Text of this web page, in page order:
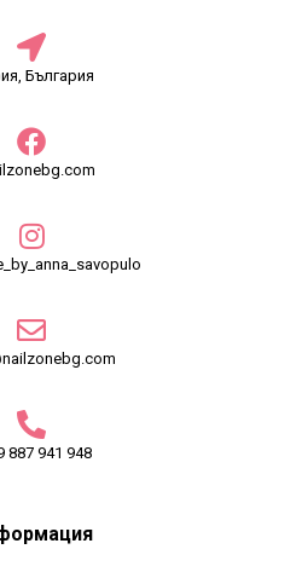
България
887 941 948